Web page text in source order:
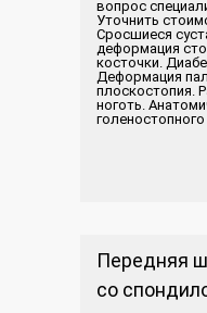
вопрос
Уточнить
Сросшиеся
деформация
косточки.
Деформация
плоскостопия.
ноготь.
голеностопного
Передняя
со